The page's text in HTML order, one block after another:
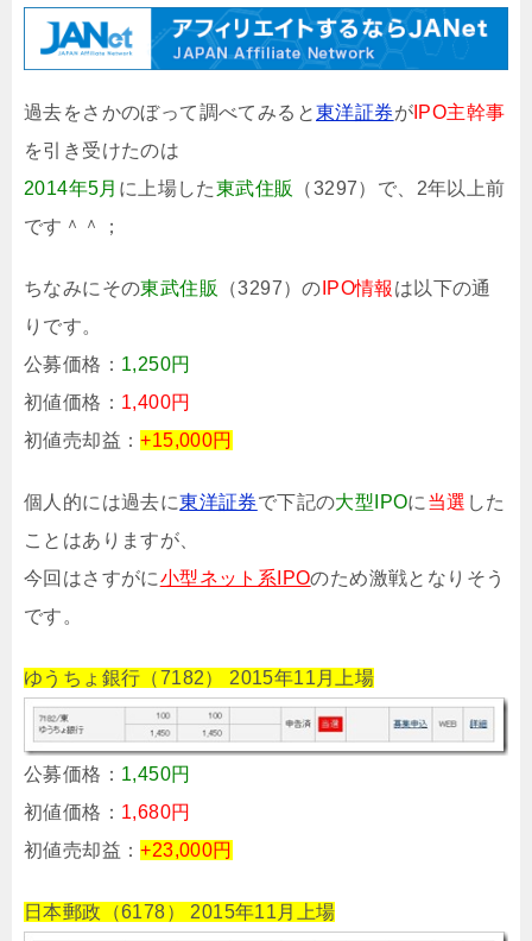
過去をさかのぼって調べてみると東洋証券が IPO主幹事
を引き受けたのは
2014年5月 に上場した東武住販
（3297）で、2年以上前
です＾＾；
ちなみにその東武住販 （3297）の IPO情報 は以下の通
りです。
公募価格： 1,250円
初値価格： 1,400円
初値売却益：+15,000円
個人的には過去に東洋証券で下記の大型IPOに 当選 した
ことはありますが、
今回はさすがに小型ネット系IPOのため激戦となりそう
です。
ゆうちょ銀行（7182） 2015年11月上場
公募価格： 1,450円
初値価格： 1,680円
初値売却益：+23,000円
日本郵政（6178） 2015年11月上場